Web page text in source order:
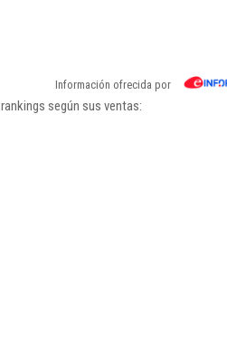
Información ofrecida por
según sus ventas: